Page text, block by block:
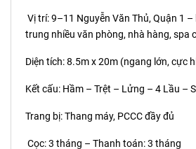
Vị trí: 9–11 Nguyễn Văn Thủ, Quận 1
trung nhiều văn phòng, nhà hàng, spa
Diện tích: 8.5m x 20m (ngang lớn, cực
Kết cấu: Hầm – Trệt – Lửng – 4 Lầu –
Trang bị: Thang máy, PCCC đầy đủ
Cọc: 3 tháng – Thanh toán: 3 tháng